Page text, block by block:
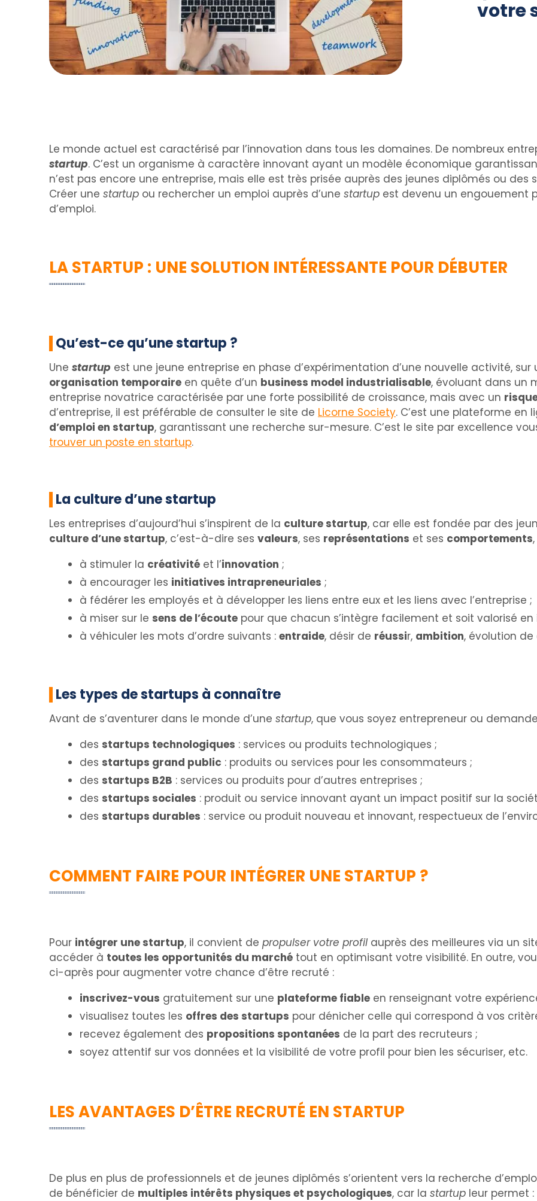
votre
Le monde actuel est caractérisé par l’innovation dans tous les domaines. De nombreux
startup. C’est un organisme à caractère innovant ayant un modèle économique
n’est pas encore une entreprise, mais elle est très prisée auprès des jeunes diplômés ou des
Créer une startup ou rechercher un emploi auprès d’une startup est devenu un engouement
d’emploi.
LA STARTUP : UNE SOLUTION INTÉRESSANTE POUR DÉBUTER
Qu’est-ce qu’une startup ?
Une startup est une jeune entreprise en phase d’expérimentation d’une nouvelle activité, sur
organisation temporaire en quête d’un business model industrialisable, évoluant dans un
entreprise novatrice caractérisée par une forte possibilité de croissance, mais avec un
d’entreprise, il est préférable de consulter le site de Licorne Society. C’est une plateforme en
d’emploi en startup, garantissant une recherche sur-mesure. C’est le site par excellence
trouver un poste en startup.
La culture d’une startup
Les entreprises d’aujourd’hui s’inspirent de la culture startup, car elle est fondée par des
culture d’une startup, c’est-à-dire ses valeurs, ses représentations et ses comportements
à stimuler la créativité et l’innovation ;
à encourager les initiatives intrapreneuriales ;
à fédérer les employés et à développer les liens entre eux et les liens avec l’entreprise ;
à miser sur le sens de l’écoute pour que chacun s’intègre facilement et soit valorisé en
à véhiculer les mots d’ordre suivants : entraide, désir de réussir, ambition, évolution de
Les types de startups à connaître
Avant de s’aventurer dans le monde d’une startup, que vous soyez entrepreneur ou
des startups technologiques : services ou produits technologiques ;
des startups grand public : produits ou services pour les consommateurs ;
des startups B2B : services ou produits pour d’autres entreprises ;
des startups sociales : produit ou service innovant ayant un impact positif sur la
des startups durables : service ou produit nouveau et innovant, respectueux de
COMMENT FAIRE POUR INTÉGRER UNE STARTUP ?
Pour intégrer une startup, il convient de propulser votre profil auprès des meilleures via un
accéder à toutes les opportunités du marché tout en optimisant votre visibilité. En outre,
ci-après pour augmenter votre chance d’être recruté :
inscrivez-vous gratuitement sur une plateforme fiable en renseignant votre
visualisez toutes les offres des startups pour dénicher celle qui correspond à vos
recevez également des propositions spontanées de la part des recruteurs ;
soyez attentif sur vos données et la visibilité de votre profil pour bien les sécuriser, etc.
LES AVANTAGES D’ÊTRE RECRUTÉ EN STARTUP
De plus en plus de professionnels et de jeunes diplômés s’orientent vers la recherche
de bénéficier de multiples intérêts physiques et psychologiques, car la startup leur permet :